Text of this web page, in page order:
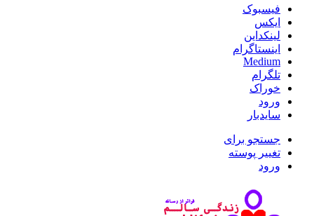
فیسبوک
ایکس
لینکداین
اینستاگرام
Medium
تلگرام
خوراک
ورود
سایدبار
جستجو برای
تغییر پوسته
ورود